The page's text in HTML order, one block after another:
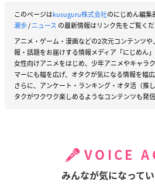
このページはkusuguru株式会社のにじめん編集
瀬歩/ニュース の最新情報はリンク先をご覧くだ
アニメ・ゲーム・漫画などの2次元コンテンツ
報・話題をお届けする情報メディア「にじめん」
女性向けアニメをはじめ、少年アニメやキャラ
マーにも幅を広げ、オタクが気になる情報を幅
さらに、アンケート・ランキング・オタ活（推
タクがワクワク楽しめるようなコンテンツも発信
VOICE
みんなが気になって